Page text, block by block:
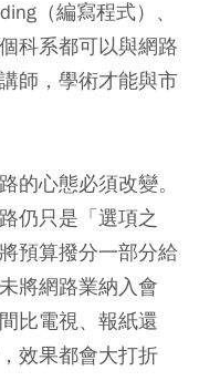
（編寫程式）、
科系都可以與網路
師，學術才能與市
的心態必須改變。
仍只是「選項之
預算撥分一部分給
將網路業納入會
比電視、報紙還
效果都會大打折